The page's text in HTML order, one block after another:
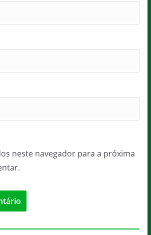
neste navegador para a próxima